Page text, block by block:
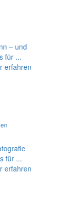
– und
für ...
erfahren
für ...
erfahren